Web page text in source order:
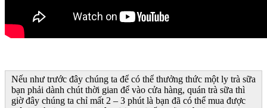
Nếu như trước đây chúng ta để có thể thưởng thức một ly trà sữa
bạn phải dành chút thời gian để vào cửa hàng, quán trà sữa thì
giờ đây chúng ta chỉ mất 2 – 3 phút là bạn đã có thể mua được